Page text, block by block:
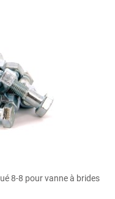
8-8 pour vanne à brides